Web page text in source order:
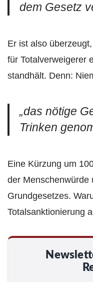
dem Gesetz
Er ist also
für Totalverweigerer
standhält. Denn:
„das nötige
Trinken
Eine Kürzung um
der Menschenwürde
Grundgesetzes.
Totalsanktionierung